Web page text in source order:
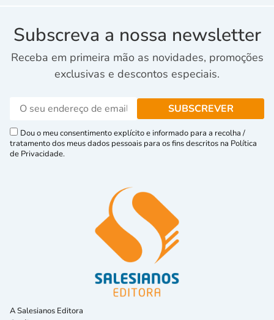
Subscreva a nossa newsletter
Receba em primeira mão as novidades, promoções
exclusivas e descontos especiais.
Dou o meu consentimento explícito e informado para a recolha /
tratamento dos meus dados pessoais para os fins descritos na Política
de Privacidade.
A Salesianos Editora